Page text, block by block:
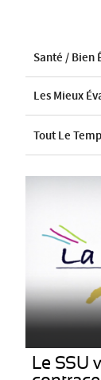
Santé / Bien
Les Mieux
Tout Le
Le SSU